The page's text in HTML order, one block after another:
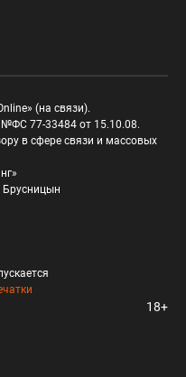
(на связи).
77-33484 от 15.10.08.
в сфере связи и массовых
Брусницын
18+